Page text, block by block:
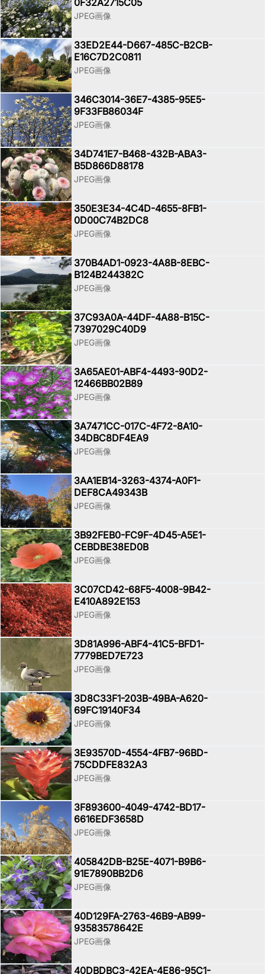
JPEG画像
33ED2E44-D667-485C-B2CB-
E16C7D2C0811
JPEG画像
346C3014-36E7-4385-95E5-
9F33FB86034F
JPEG画像
34D741E7-B468-432B-ABA3-
B5D866D88178
JPEG画像
350E3E34-4C4D-4655-8FB1-
0D00C74B2DC8
JPEG画像
370B4AD1-0923-4A8B-8EBC-
B124B244382C
JPEG画像
37C93A0A-44DF-4A88-B15C-
7397029C40D9
JPEG画像
3A65AE01-ABF4-4493-90D2-
12466BB02B89
JPEG画像
3A7471CC-017C-4F72-8A10-
34DBC8DF4EA9
JPEG画像
3AA1EB14-3263-4374-A0F1-
DEF8CA49343B
JPEG画像
3B92FEB0-FC9F-4D45-A5E1-
CEBDBE38ED0B
JPEG画像
3C07CD42-68F5-4008-9B42-
E410A892E153
JPEG画像
3D81A996-ABF4-41C5-BFD1-
7779BED7E723
JPEG画像
3D8C33F1-203B-49BA-A620-
69FC19140F34
JPEG画像
3E93570D-4554-4FB7-96BD-
75CDDFE832A3
JPEG画像
3F893600-4049-4742-BD17-
6616EDF3658D
JPEG画像
405842DB-B25E-4071-B9B6-
91E7890BB2D6
JPEG画像
40D129FA-2763-46B9-AB99-
93583578642E
JPEG画像
40DBDBC3-42EA-4E86-95C1-